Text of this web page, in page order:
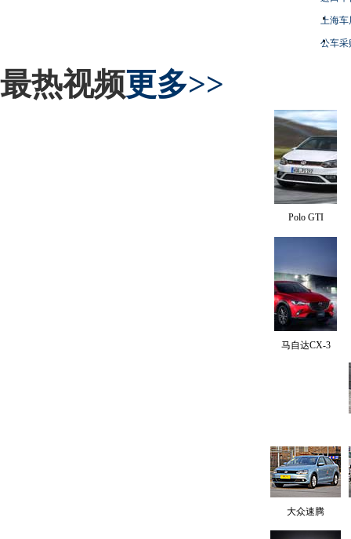
上海
公车采
最热视频更多>>
Polo GTI
马自达CX-3
大众速腾